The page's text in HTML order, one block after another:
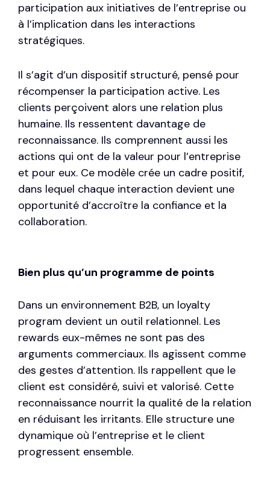
participation aux initiatives de l’entreprise ou
à l’implication dans les interactions
stratégiques.
Il s’agit d’un dispositif structuré, pensé pour
récompenser la participation active. Les
clients perçoivent alors une relation plus
humaine. Ils ressentent davantage de
reconnaissance. Ils comprennent aussi les
actions qui ont de la valeur pour l’entreprise
et pour eux. Ce modèle crée un cadre positif,
dans lequel chaque interaction devient une
opportunité d’accroître la confiance et la
collaboration.
Bien plus qu’un programme de points
Dans un environnement B2B, un loyalty
program devient un outil relationnel. Les
rewards eux-mêmes ne sont pas des
arguments commerciaux. Ils agissent comme
des gestes d’attention. Ils rappellent que le
client est considéré, suivi et valorisé. Cette
reconnaissance nourrit la qualité de la relation
en réduisant les irritants. Elle structure une
dynamique où l’entreprise et le client
progressent ensemble.